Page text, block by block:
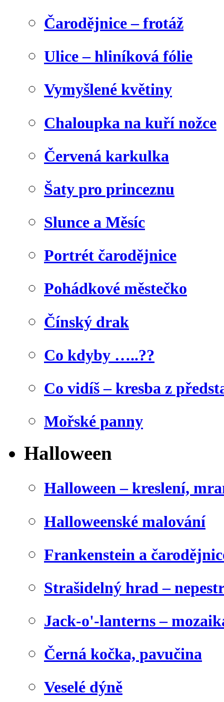
Čarodějnice – frotáž
Ulice – hliníková fólie
Vymyšlené květiny
Chaloupka na kuří nožce
Červená karkulka
Šaty pro princeznu
Slunce a Měsíc
Portrét čarodějnice
Pohádkové městečko
Čínský drak
Co kdyby …..??
Co vidíš – kresba z
Mořské panny
Halloween
Halloween – kreslení,
Halloweenské malování
Frankenstein a
Strašidelný hrad –
Jack-o'-lanterns –
Černá kočka, pavučina
Veselé dýně